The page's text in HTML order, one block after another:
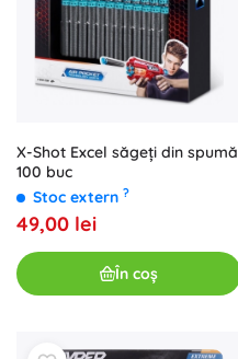
X-Shot Excel săgeți din spumă
100 buc
Stoc extern ?
49,00 lei
În coș